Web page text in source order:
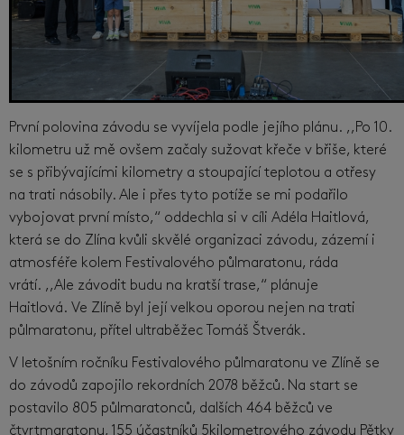
První polovina závodu se vyvíjela podle jejího plánu. ,,Po 10.
kilometru už mě ovšem začaly sužovat křeče v břiše, které
se s přibývajícími kilometry a stoupající teplotou a otřesy
na trati násobily. Ale i přes tyto potíže se mi podařilo
vybojovat první místo,“ oddechla si v cíli Adéla Haitlová,
která se do Zlína kvůli skvělé organizaci závodu, zázemí i
atmosféře kolem Festivalového půlmaratonu, ráda
vrátí. ,,Ale závodit budu na kratší trase,“ plánuje
Haitlová. Ve Zlíně byl její velkou oporou nejen na trati
půlmaratonu, přítel ultraběžec Tomáš Štverák.
V letošním ročníku Festivalového půlmaratonu ve Zlíně se
do závodů zapojilo rekordních 2078 běžců. Na start se
postavilo 805 půlmaratonců, dalších 464 běžců ve
čtvrtmaratonu, 155 účastníků 5kilometrového závodu Pětky